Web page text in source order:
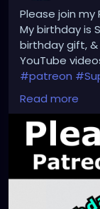
Please join my
My birthday is
birthday gift,
YouTube
#patreon
Read more